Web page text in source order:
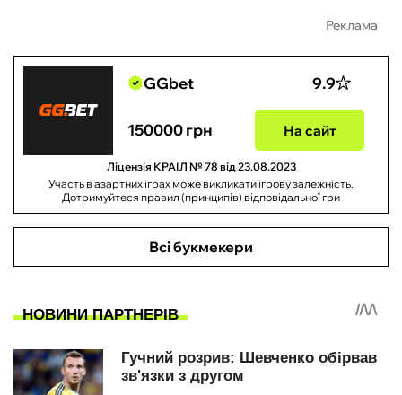
Реклама
GGbet 9.9
150000 грн На сайт
Ліцензія КРАІЛ № 78 від 23.08.2023
Участь в азартних іграх може викликати ігрову залежність.
Дотримуйтеся правил (принципів) відповідальної гри
Всі букмекери